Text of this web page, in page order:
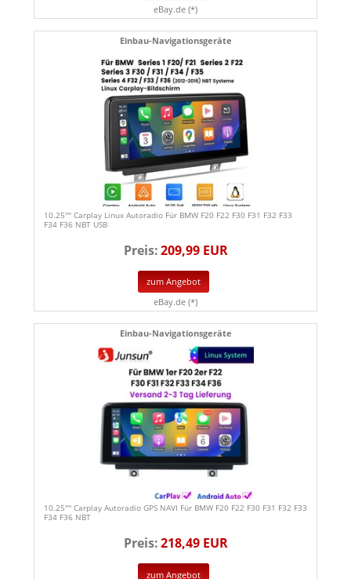
eBay.de (*)
Einbau-Navigationsgeräte
10.25'''' Carplay Linux Autoradio Für BMW F20 F22 F30 F31 F32 F33
F34 F36 NBT USB
Preis:209,99 EUR
zum Angebot
eBay.de (*)
Einbau-Navigationsgeräte
10.25'''' Carplay Autoradio GPS NAVI Für BMW F20 F22 F30 F31 F32 F33
F34 F36 NBT
Preis:218,49 EUR
zum Angebot